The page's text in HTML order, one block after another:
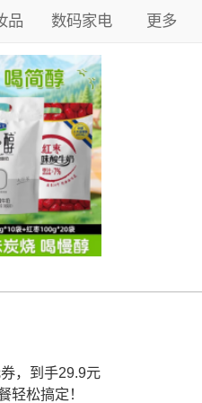
品 数码家电 更多
，到手29.9元
轻松搞定！